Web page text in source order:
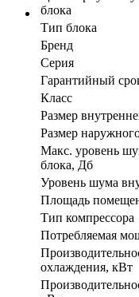
блока
Тип блока
Бренд
Серия
Гарантийный
Класс
Размер
Размер
Макс. уровень
блока, Дб
Уровень шума
Площадь
Тип компрессора
Потребляемая
охлаждения, кВт